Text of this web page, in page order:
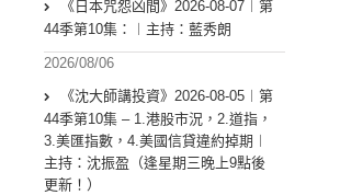
《日本咒怨凶間》2026-08-07︱第
44季第10集：︱主持：藍秀朗
2026/08/06
《沈大師講投資》2026-08-05︱第
44季第10集 – 1.港股市況，2.道指，
3.美匯指數，4.美國信貸違約掉期︱
主持：沈振盈（逢星期三晚上9點後
更新！）